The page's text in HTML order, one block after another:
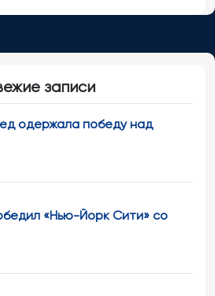
записи
одержала победу над
«Нью-Йорк Сити» со